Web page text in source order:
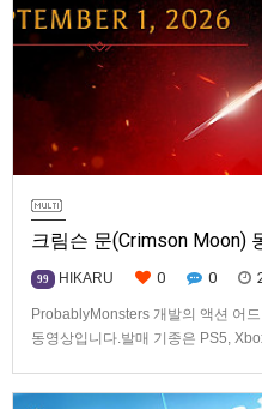
크림슨 문(Crimson Moon)
99 HIKARU 0 0
ProbablyMonsters 개발의 액션 어
동영상입니다.발매 기종은 PS5,